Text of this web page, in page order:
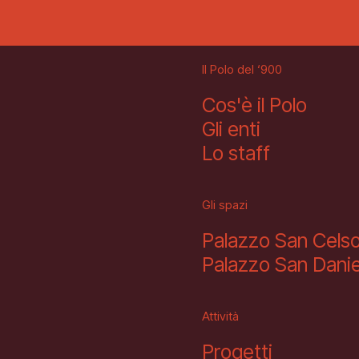
Il Polo del ‘900
Cos'è il Polo
Gli enti
Lo staff
Gli spazi
Palazzo San
Palazzo San
Attività
Progetti